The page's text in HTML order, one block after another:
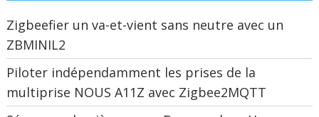
Zigbeefier un va-et-vient sans neutre avec un
ZBMINIL2
Piloter indépendamment les prises de la
multiprise NOUS A11Z avec Zigbee2MQTT